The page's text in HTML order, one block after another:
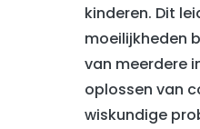
kinderen. Dit
moeilijkheden
van meerdere
oplossen van
wiskundige